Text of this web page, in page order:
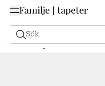
Sök
Målarfärg Beställ utifrån NCS